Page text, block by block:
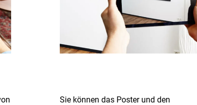
Sie können das Poster und den